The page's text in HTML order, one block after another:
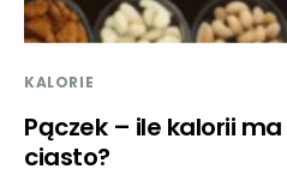
KALORIE
Pączek – ile kalorii
ciasto?